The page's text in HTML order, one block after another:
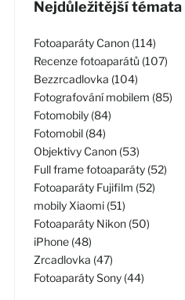
Nejdůležitější témata
Fotoaparáty Canon (114)
Recenze fotoaparátů (107)
Bezzrcadlovka (104)
Fotografování mobilem (85)
Fotomobily (84)
Fotomobil (84)
Objektivy Canon (53)
Full frame fotoaparáty (52)
Fotoaparáty Fujifilm (52)
mobily Xiaomi (51)
Fotoaparáty Nikon (50)
iPhone (48)
Zrcadlovka (47)
Fotoaparáty Sony (44)